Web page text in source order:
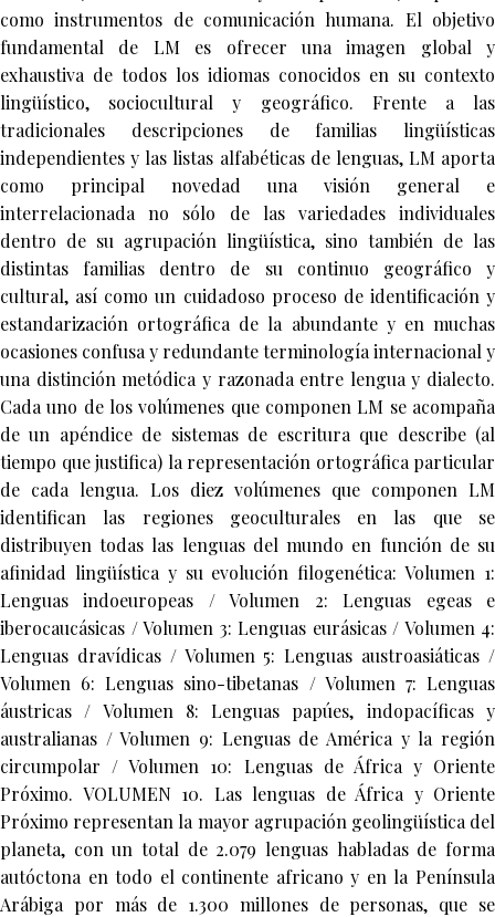
como instrumentos de comunicación humana. El objetivo
fundamental de LM es ofrecer una imagen global y
exhaustiva de todos los idiomas conocidos en su contexto
lingüístico, sociocultural y geográfico. Frente a las
tradicionales descripciones de familias lingüísticas
independientes y las listas alfabéticas de lenguas, LM aporta
como principal novedad una visión general e
interrelacionada no sólo de las variedades individuales
dentro de su agrupación lingüística, sino también de las
distintas familias dentro de su continuo geográfico y
cultural, así como un cuidadoso proceso de identificación y
estandarización ortográfica de la abundante y en muchas
ocasiones confusa y redundante terminología internacional y
una distinción metódica y razonada entre lengua y dialecto.
Cada uno de los volúmenes que componen LM se acompaña
de un apéndice de sistemas de escritura que describe (al
tiempo que justifica) la representación ortográfica particular
de cada lengua. Los diez volúmenes que componen LM
identifican las regiones geoculturales en las que se
distribuyen todas las lenguas del mundo en función de su
afinidad lingüística y su evolución filogenética: Volumen 1:
Lenguas indoeuropeas / Volumen 2: Lenguas egeas e
iberocaucásicas / Volumen 3: Lenguas eurásicas / Volumen 4:
Lenguas dravídicas / Volumen 5: Lenguas austroasiáticas /
Volumen 6: Lenguas sino-tibetanas / Volumen 7: Lenguas
áustricas / Volumen 8: Lenguas papúes, indopacíficas y
australianas / Volumen 9: Lenguas de América y la región
circumpolar / Volumen 10: Lenguas de África y Oriente
Próximo. VOLUMEN 10. Las lenguas de África y Oriente
Próximo representan la mayor agrupación geolingüística del
planeta, con un total de 2.079 lenguas habladas de forma
autóctona en todo el continente africano y en la Península
Arábiga por más de 1.300 millones de personas, que se